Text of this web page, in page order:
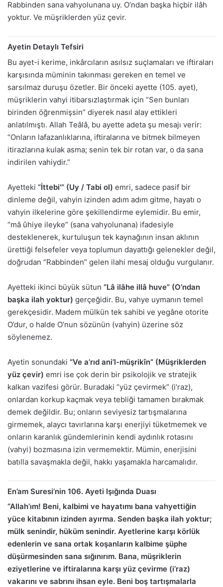
Rabbinden sana vahyolunana uy. O’ndan başka hiçbir ilâh
yoktur. Ve müşriklerden yüz çevir.
Ayetin Detaylı Tefsiri
Bu ayet-i kerime, inkârcıların asılsız suçlamaları ve iftiraları
karşısında müminin takınması gereken en temel ve
sarsılmaz duruşu özetler. Bir önceki ayette (105. ayet),
müşriklerin vahyi itibarsızlaştırmak için “Sen bunları
birinden öğrenmişsin” diyerek nasıl alay ettikleri
anlatılmıştı. Allah Teâlâ, bu ayette adeta şu mesajı verir:
“Onların lafazanlıklarına, iftiralarına ve bitmek bilmeyen
itirazlarına kulak asma; senin tek bir rotan var, o da sana
indirilen vahiydir.”
Ayetteki “İttebi'” (Uy / Tabi ol) emri, sadece pasif bir
dinleme değil, vahyin izinden adım adım gitme, hayatı o
vahyin ilkelerine göre şekillendirme eylemidir. Bu emir,
“mâ ûhiye ileyke” (sana vahyolunana) ifadesiyle
desteklenerek, kurtuluşun tek kaynağının insan aklının
ürettiği felsefeler veya toplumun dayattığı gelenekler değil,
doğrudan “Rabbinden” gelen ilahi mesaj olduğu vurgulanır.
Ayetteki ikinci büyük sütun “Lâ ilâhe illâ huve” (O’ndan
başka ilah yoktur) gerçeğidir. Bu, vahye uymanın temel
gerekçesidir. Madem mülkün tek sahibi ve yegâne otorite
O’dur, o halde O’nun sözünün (vahyin) üzerine söz
söylenemez.
Ayetin sonundaki “Ve a’rıd ani’l-müşrikîn” (Müşriklerden
yüz çevir) emri ise çok derin bir psikolojik ve stratejik
kalkan vazifesi görür. Buradaki “yüz çevirmek” (i’raz),
onlardan korkup kaçmak veya tebliği tamamen bırakmak
demek değildir. Bu; onların seviyesiz tartışmalarına
girmemek, alaycı tavırlarına karşı enerjiyi tüketmemek ve
onların karanlık gündemlerinin kendi aydınlık rotasını
(vahyi) bozmasına izin vermemektir. Mümin, enerjisini
batılla savaşmakla değil, hakkı yaşamakla harcamalıdır.
En’am Suresi’nin 106. Ayeti Işığında Duası
“Allah’ım! Beni, kalbimi ve hayatımı bana vahyettiğin
yüce kitabının izinden ayırma. Senden başka ilah yoktur;
mülk senindir, hüküm senindir. Ayetlerine karşı körlük
edenlerin ve sana ortak koşanların kalbime şüphe
düşürmesinden sana sığınırım. Bana, müşriklerin
eziyetlerine ve iftiralarına karşı yüz çevirme (i’raz)
vakarını ve sabrını ihsan eyle. Beni boş tartışmalarla